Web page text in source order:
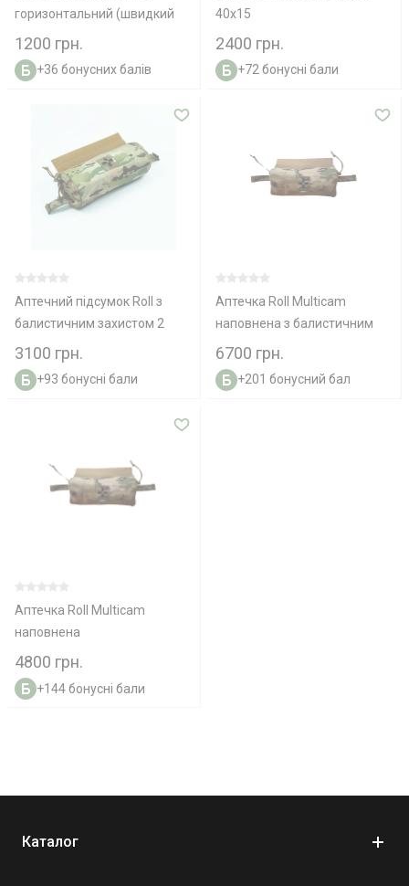
горизонтальний (швидкий
доступ)
1200 грн.
+36 бонусних балів
40x15
2400 грн.
+72 бонусні бали
Аптечний підсумок Roll з
балистичним захистом 2
клас
3100 грн.
+93 бонусні бали
Аптечка Roll Multicam
наповнена з балистичним
захистом 2 клас
6700 грн.
+201 бонусний бал
Аптечка Roll Multicam
наповнена
4800 грн.
+144 бонусні бали
Каталог